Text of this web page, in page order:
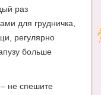
раз
для грудничка,
регулярно
больше
не спешите